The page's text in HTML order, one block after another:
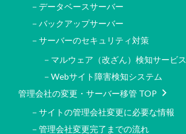
－データベースサーバー
－バックアップサーバー
－サーバーのセキュリティ対策
－マルウェア（改ざん）検知サービス
－Webサイト障害検知システム
管理会社の変更・サーバー移管 TOP
－サイトの管理会社変更に必要な情報
－管理会社変更完了までの流れ